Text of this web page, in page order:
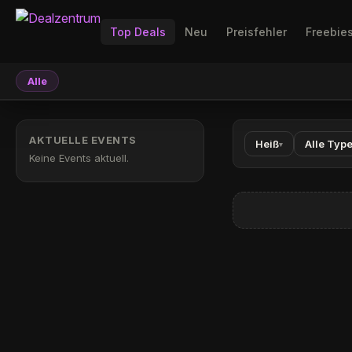
Top Deals Neu Preisfehler
Alle
AKTUELLE EVENTS
Keine Events aktuell.
Heiß▾ Alle